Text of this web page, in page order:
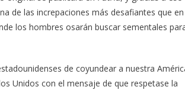
de las increpaciones más desafiantes que en
los hombres osarán buscar sementales
de coyundear a nuestra
Unidos con el mensaje de que respetase la